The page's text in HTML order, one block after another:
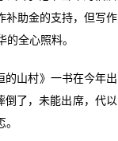
助金的支持，但写作
的全心照料。
的山村》一书在今年出
倒了，未能出席，代以